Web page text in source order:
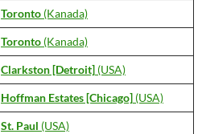
Toronto (Kanada)
Toronto (Kanada)
Clarkston [Detroit] (USA)
Hoffman Estates [Chicago] (USA)
St. Paul (USA)